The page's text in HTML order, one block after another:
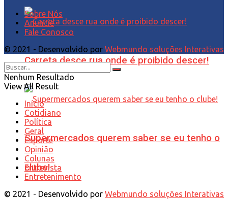
Carreta desce rua onde é proibido descer!
Supermercados querem saber se eu tenho o
clube!
Sobre Nós
Anuncie
Fale Conosco
© 2021 - Desenvolvido por Webmundo soluções Interativas
Nenhum Resultado
View All Result
Início
Cotidiano
Política
Geral
Esporte
Opinião
Colunas
Entrevista
Entretenimento
© 2021 - Desenvolvido por Webmundo soluções Interativas